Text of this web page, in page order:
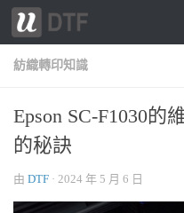
跳轉至內容
紡織轉印知識
Epson SC-F1030的
的秘訣
由 DTF · 2024 年 5 月 6 日